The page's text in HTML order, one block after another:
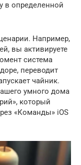
в определенной
Например,
вы активируете
система
переводит
чайник.
умного дома
который
«Команды» iOS